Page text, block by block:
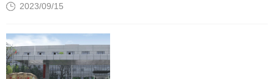
2023/09/15